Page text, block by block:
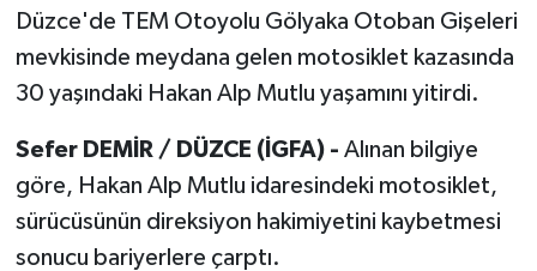
Düzce'de TEM Otoyolu Gölyaka Otoban Gişeleri
mevkisinde meydana gelen motosiklet kazasında
30 yaşındaki Hakan Alp Mutlu yaşamını yitirdi.
Sefer DEMİR / DÜZCE (İGFA) - Alınan bilgiye
göre, Hakan Alp Mutlu idaresindeki motosiklet,
sürücüsünün direksiyon hakimiyetini kaybetmesi
sonucu bariyerlere çarptı.